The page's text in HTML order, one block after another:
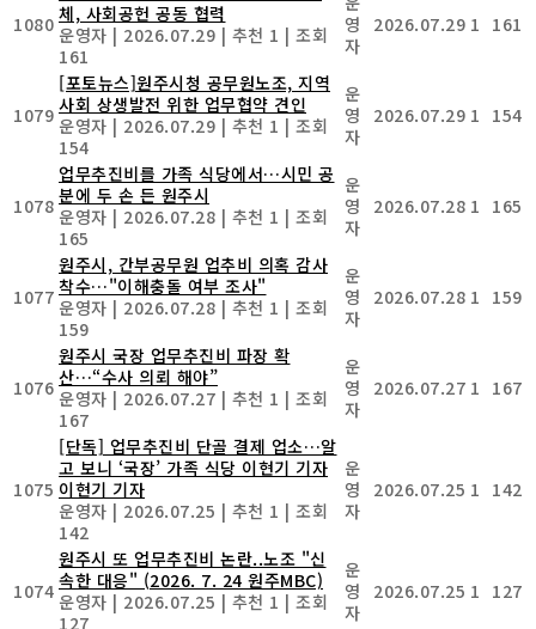
1080 체, 사회공헌 공동 협력
운영자 | 2026.07.29 | 추천 1 | 조회
161
영
자
2026.07.29 1 161
1079
[포토뉴스]원주시청 공무원노조, 지역
사회 상생발전 위한 업무협약 견인
운영자 | 2026.07.29 | 추천 1 | 조회
154
운
영
자
2026.07.29 1 154
1078
업무추진비를 가족 식당에서…시민 공
분에 두 손 든 원주시
운영자 | 2026.07.28 | 추천 1 | 조회
165
운
영
자
2026.07.28 1 165
1077
원주시, 간부공무원 업추비 의혹 감사
착수…"이해충돌 여부 조사"
운영자 | 2026.07.28 | 추천 1 | 조회
159
운
영
자
2026.07.28 1 159
1076
원주시 국장 업무추진비 파장 확
산…“수사 의뢰 해야”
운영자 | 2026.07.27 | 추천 1 | 조회
167
운
영
자
2026.07.27 1 167
1075
[단독] 업무추진비 단골 결제 업소…알
고 보니 ‘국장’ 가족 식당 이현기 기자
이현기 기자
운영자 | 2026.07.25 | 추천 1 | 조회
142
운
영
자
2026.07.25 1 142
1074
원주시 또 업무추진비 논란..노조 "신
속한 대응" (2026. 7. 24 원주MBC)
운영자 | 2026.07.25 | 추천 1 | 조회
127
운
영
자
2026.07.25 1 127